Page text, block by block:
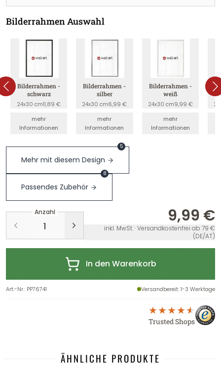
Bilderrahmen Auswahl
Bilderrahmen -
schwarz
24x30 cm11,89 €
mehr
Informationen
Bilderrahmen -
silber
24x30 cm6,99 €
mehr
Informationen
Bilderrahmen -
weiß
24x30 cm9,99 €
mehr
Informationen
Mehr mit diesem Design
5
Passendes Zubehör
8
Anzahl 9,99 €
inkl. MwSt. · Versandkostenfrei ab 79 €
(DE/AT)
In den Warenkorb
Art.-Nr.: PP76741 Versandbereit: 1-3 Werktage
Trusted Shops
ÄHNLICHE PRODUKTE